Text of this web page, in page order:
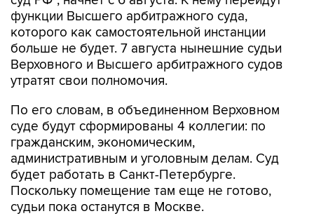
больше не будет. 7 августа нынешние судьи
Верховного и Высшего арбитражного судов
утратят свои полномочия.
По его словам, в объединенном Верховном
гражданским, экономическим,
административным и уголовным делам. Суд
будет работать в Санкт-Петербурге.
Поскольку помещение там еще не готово,
судьи пока останутся в Москве.
Лебедев родился 14 августа 1943 года в